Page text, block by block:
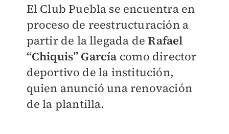
El Club Puebla se encuentra en
proceso de reestructuración a
partir de la llegada de Rafael
“Chiquis” García como director
deportivo de la institución,
quien anunció una renovación
de la plantilla.